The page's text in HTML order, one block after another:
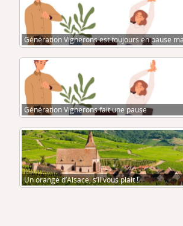
Génération Vignerons est toujours en pause
Génération Vignerons fait une pause
Un orange d’Alsace, s’il vous plait !